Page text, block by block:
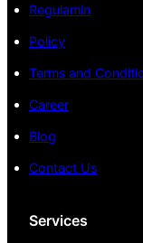
Regulamin
Policy
Terms and
Career
Blog
Contact Us
Services